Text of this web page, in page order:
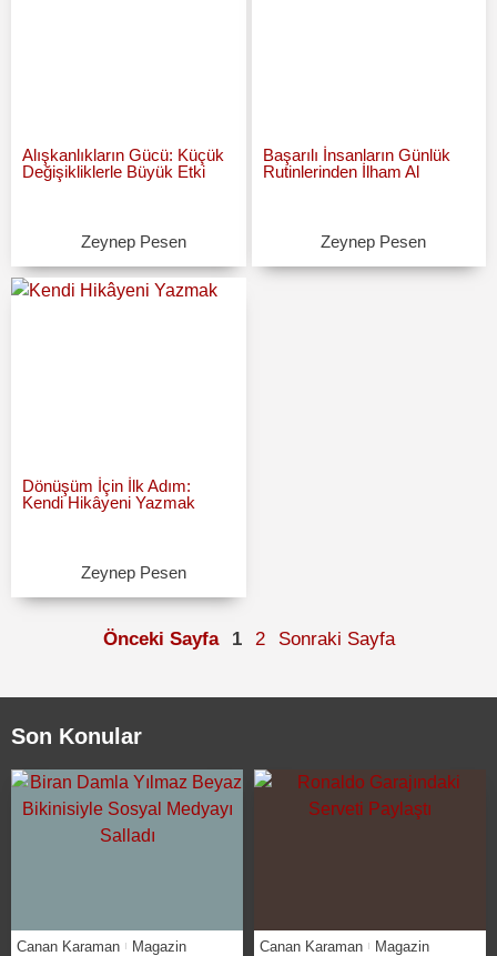
Alışkanlıkların Gücü: Küçük
Değişikliklerle Büyük Etki
Zeynep Pesen
Başarılı İnsanların Günlük
Rutinlerinden İlham Al
Zeynep Pesen
Dönüşüm İçin İlk Adım:
Kendi Hikâyeni Yazmak
Zeynep Pesen
Önceki Sayfa 1 2 Sonraki Sayfa
Son Konular
Canan Karaman Magazin Canan Karaman Magazin